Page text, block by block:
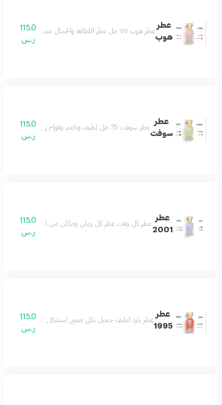
عطر
هوب
عطر هوب ٧٥ مل عطر اللطافة والجمال مميز وجميل بكل معنى رائع وفواح بتكوين فاخر من الياسمين والجريب فروت مع مزيج من المسك الأبيض وخشب الأرز ونفحات لطيفة من العنبر لتتكون منه رائحة منعشة باردة تناسب جميع الأذواق عطر يليق بك
115.0
ر.س
عطر
سوفت
عطر سوفت 75 مل لطيف وناعم وفواح رائحة تملك القلب منعش ويصنع يومك بجماله مناسب للجنسين
115.0
ر.س
عطر
2001
عطر كل وقت عطر كل زمان ومكان من أجمل العطور
115.0
ر.س
عطر
1995
عطر بارد لطيف جميل بكل معنى استثنائي للغاية
115.0
ر.س